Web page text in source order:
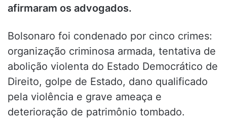
afirmaram os advogados.
Bolsonaro foi condenado por cinco crimes:
organização criminosa armada, tentativa de
abolição violenta do Estado Democrático de
Direito, golpe de Estado, dano qualificado
pela violência e grave ameaça e
deterioração de patrimônio tombado.